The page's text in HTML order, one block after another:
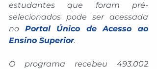
estudantes que foram pré-
selecionados pode ser acessada
no Portal Único de Acesso ao
Ensino Superior.
O programa recebeu 493.002